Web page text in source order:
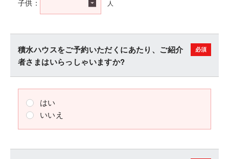
子供： 人
積水ハウスをご予約いただくにあたり、ご紹介
者さまはいらっしゃいますか?
はい
いいえ